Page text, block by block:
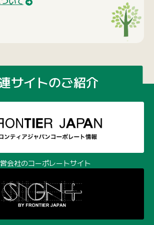
イ、マーチャンダイズの新しい選択
ら作れる木製オリジナルグッズ